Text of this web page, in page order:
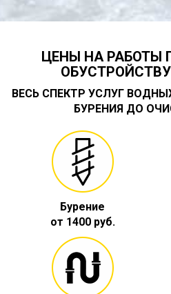
ЦЕНЫ НА РАБОТЫ
ВЕСЬ СПЕКТР УСЛУГ
БУРЕНИЯ ДО
Бурение
от 1400 руб.